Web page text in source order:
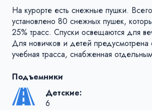
На курорте есть снежные пушки.
установлено 80 снежных пушек,
25% трасс. Спуски освещаются для
Для новичков и детей предусмотрена
учебная трасса, снабженная
Подъемники
Детские:
6